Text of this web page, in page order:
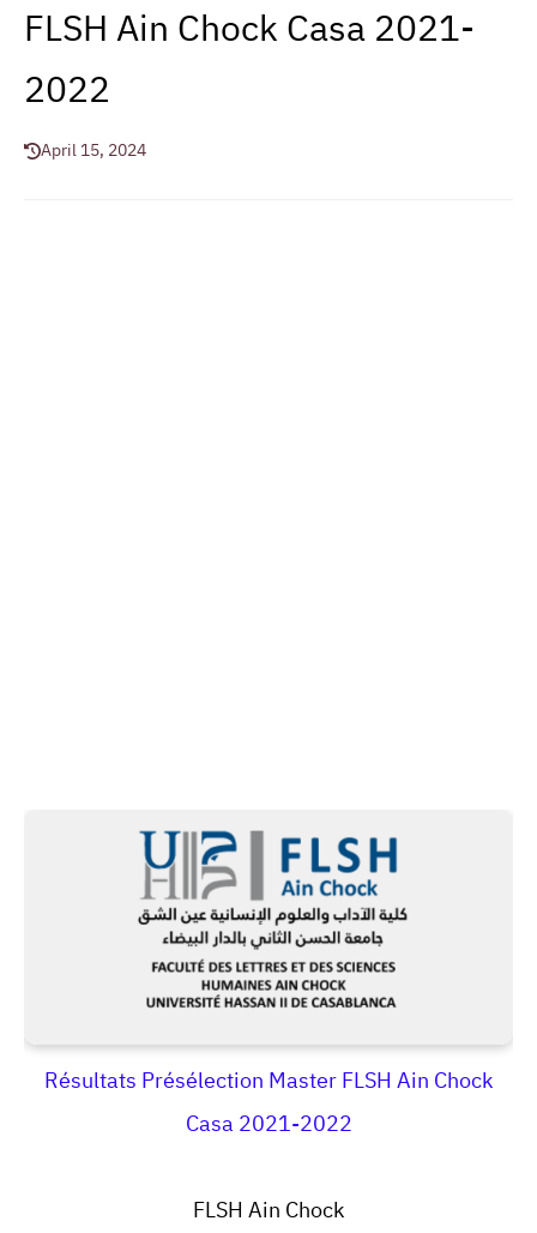
FLSH Ain Chock Casa 2021-
2022
April 15, 2024
Résultats Présélection Master FLSH Ain Chock
Casa 2021-2022
FLSH Ain Chock